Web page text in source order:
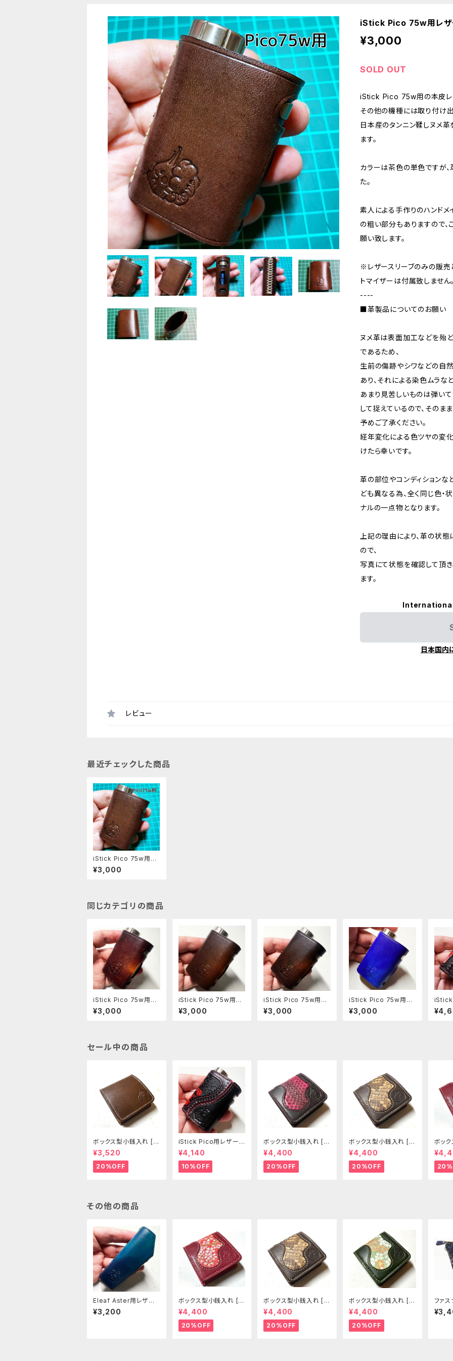
iStick Pico 75w用レ
¥3,000
SOLD OUT
iStick Pico 75w用の本皮レ
その他の機種には取り付け
日本産のタンニン鞣しヌメ
ます。
カラーは茶色の単色ですが
た。
素人による手作りのハンドメ
の粗い部分もありますので
願い致します。
※レザースリーブのみの販売
トマイザーは付属致しません
----
■革製品についてのお願い
ヌメ革は表面加工などを殆
であるため、
生前の傷跡やシワなどの自
あり、それによる染色ムラな
あまり見苦しいものは弾い
して捉えているので、そのま
予めご了承ください。
経年変化による色ツヤの変
けたら幸いです。
革の部位やコンディション
ども異なる為、全く同じ色・
ナルの一点物となります。
上記の理由により、革の状
ので、
写真にて状態を確認して頂
ます。
日本国内
レビュー
最近チェックした商品
iStick Pico 75w用レ
ザースリーブ [082-p
c]
¥3,000
同じカテゴリの商品
iStick Pico 75w用レ
ザースリーブ [408-p
c]
¥3,000
iStick Pico 75w用レ
ザースリーブ [406-p
c]
¥3,000
iStick Pico 75w用レ
ザースリーブ [405-p
c]
¥3,000
iStick Pico 75w用レ
ザースリーブ [313-p
c]
¥3,000
iStick
リー
セール中の商品
ボックス型小銭入れ [2
98-CP]
¥3,520
20%OFF
iStick Pico用レザース
リーブ [381-pc]
¥4,140
10%OFF
ボックス型小銭入れ [2
99-CP]
¥4,400
20%OFF
ボックス型小銭入れ [3
00-CP]
¥4,400
20%OFF
ボッ
01-
その他の商品
Eleaf Aster用レザー
スリーブ [397-as]
¥3,200
ボックス型小銭入れ [3
01-CP]
¥4,400
20%OFF
ボックス型小銭入れ [3
00-CP]
¥4,400
20%OFF
ボックス型小銭入れ [3
04-CP]
¥4,400
20%OFF
ファ
29-